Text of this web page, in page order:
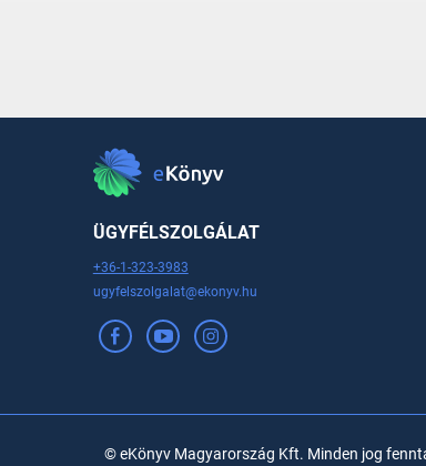
ÜGYFÉLSZOLGÁLAT
+36-1-323-3983
ugyfelszolgalat@ekonyv.hu
© eKönyv Magyarország Kft. Minden jog